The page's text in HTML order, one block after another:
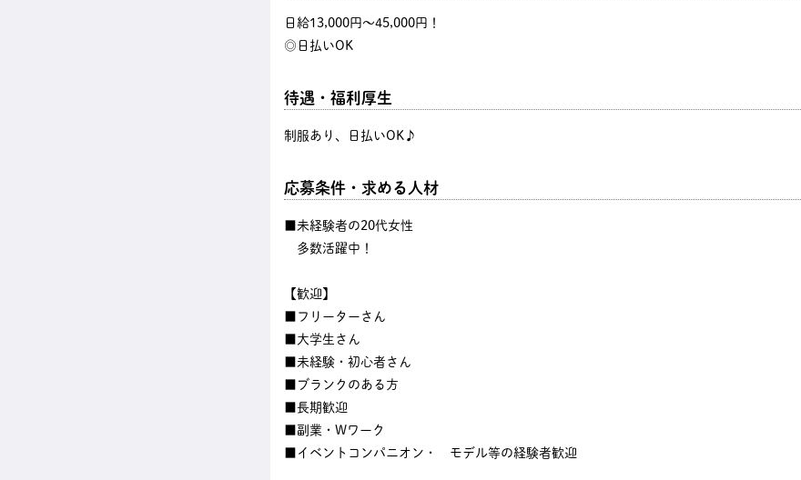
日給13,000円～45,000円！
◎日払いOK
待遇・福利厚生
制服あり、日払いOK♪
応募条件・求める人材
■未経験者の20代女性
多数活躍中！
【歓迎】
■フリーターさん
■大学生さん
■未経験・初心者さん
■ブランクのある方
■長期歓迎
■副業・Wワーク
■イベントコンパニオン・ モデル等の経験者歓迎